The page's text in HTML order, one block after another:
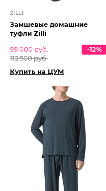
ZILLI
Замшевые домашние
туфли Zilli
99 000 руб.
112 500 руб.
-12%
Купить на ЦУМ